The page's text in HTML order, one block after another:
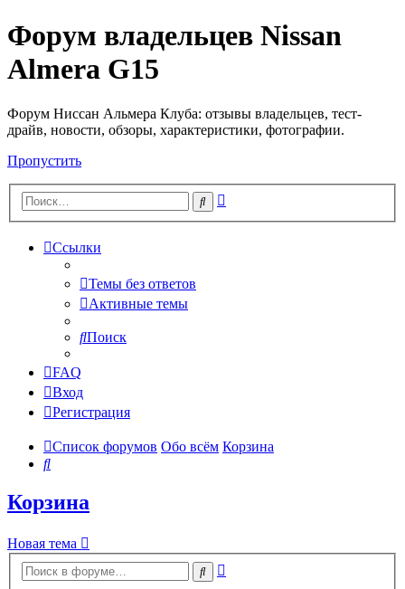
Форум владельцев Nissan
Almera G15
Форум Ниссан Альмера Клуба: отзывы владельцев, тест-
драйв, новости, обзоры, характеристики, фотографии.
Пропустить
Поиск
Ссылки
Темы без ответов
Активные темы
Поиск
FAQ
Вход
Регистрация
Список форумов Обо всём Корзина
Поиск
Корзина
Новая тема
Поиск